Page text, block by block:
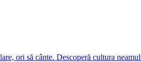
ori să cânte. Descoperă cultura